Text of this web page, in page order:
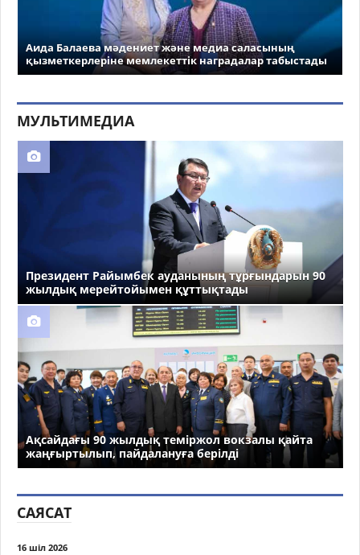
Аида Балаева мәдениет және медиа саласының
қызметкерлеріне мемлекеттік наградалар табыстады
МУЛЬТИМЕДИА
Президент Райымбек ауданының тұрғындарын 90
жылдық мерейтойымен құттықтады
Ақсайдағы 90 жылдық теміржол вокзалы қайта
жаңғыртылып, пайдалануға берілді
САЯСАТ
16 шіл 2026